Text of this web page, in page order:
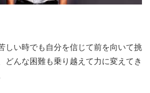
しい時でも自分を信じて前を向いて挑
どんな困難も乗り越えて力に変えてき